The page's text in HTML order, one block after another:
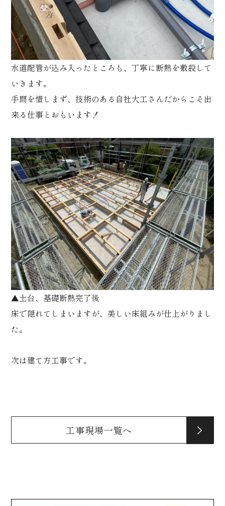
水道配管が込み入ったところも、丁寧に断熱を敷設して
いきます。
手間を惜しまず、技術のある自社大工さんだからこそ出
来る仕事とおもいます！
▲土台、基礎断熱完了後
床で隠れてしまいますが、美しい床組みが仕上がりまし
た。
次は建て方工事です。
工事現場一覧へ